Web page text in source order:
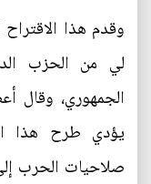
وقدم هذا
لي من الحزب
الجمهوري، وقال
يؤدي طرح هذا
صلاحيات الحرب